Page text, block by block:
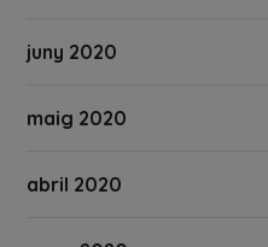
juny 2020
maig 2020
abril 2020